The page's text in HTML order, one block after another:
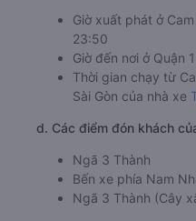
Giờ xuất phát ở
23:50
Giờ đến nơi ở Quận
Thời gian chạy từ
Sài Gòn của nhà xe
d. Các điểm đón khách
Ngã 3 Thành
Bến xe phía Nam
Ngã 3 Thành (Cây